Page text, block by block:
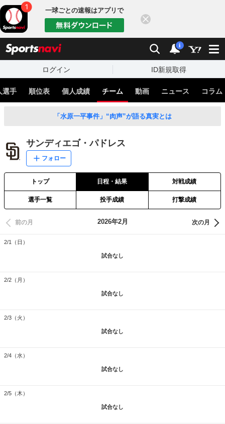
一球ごとの速報はアプリで
検索 通知
i
ログイン ID新規取得
選手 順位表 個人成績 チーム 動画 ニュース コラム
「水原一平事件」“肉声”が語る真実とは
サンディエゴ・パドレス
フォロー
トップ 日程・結果 対戦成績
選手一覧 投手成績 打撃成績
前の月 2026年2月 次の月
2/1（日）
試合なし
2/2（月）
試合なし
2/3（火）
試合なし
2/4（水）
試合なし
2/5（木）
試合なし